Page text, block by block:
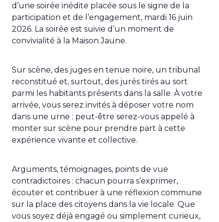
d’une soirée inédite placée sous le signe de la
participation et de l’engagement, mardi 16 juin
2026. La soirée est suivie d’un moment de
convivialité à la Maison Jaune.
Sur scène, des juges en tenue noire, un tribunal
reconstitué et, surtout, des jurés tirés au sort
parmi les habitants présents dans la salle. À votre
arrivée, vous serez invités à déposer votre nom
dans une urne : peut-être serez-vous appelé à
monter sur scène pour prendre part à cette
expérience vivante et collective.
Arguments, témoignages, points de vue
contradictoires : chacun pourra s’exprimer,
écouter et contribuer à une réflexion commune
sur la place des citoyens dans la vie locale. Que
vous soyez déjà engagé ou simplement curieux,